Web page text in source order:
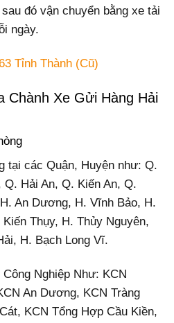
đó vận chuyển bằng xe tải
ngày.
Tỉnh Thành (Cũ)
Chành Xe Gửi Hàng Hải
tại các Quận, Huyện như: Q.
Q. Hải An, Q. Kiến An, Q.
An Dương, H. Vĩnh Bảo, H.
Thụy, H. Thủy Nguyên,
H. Bạch Long Vĩ.
Nghiệp Như: KCN
An Dương, KCN Tràng
KCN Tổng Hợp Cầu Kiền,